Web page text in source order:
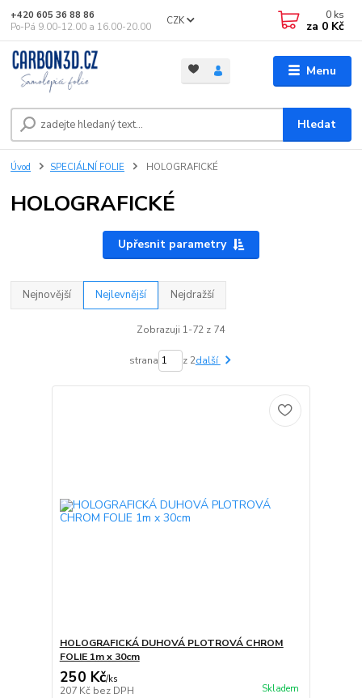
Menu
CZK
Hledat
+420 605 36 88 86
Po-Pá 9.00-12.00 a 16.00-20.00
0 ks
za 0 Kč
Úvod SPECIÁLNÍ FOLIE HOLOGRAFICKÉ
HOLOGRAFICKÉ
Upřesnit parametry
Nejnovější Nejlevnější Nejdražší
Zobrazuji 1-72 z 74
strana z 2další
HOLOGRAFICKÁ DUHOVÁ PLOTROVÁ CHROM
FOLIE 1m x 30cm
250 Kč/ks
207 Kč bez DPH Skladem